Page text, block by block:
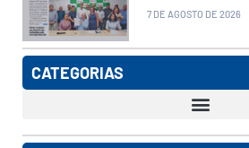
7 DE AGOSTO DE 2026
CATEGORIAS